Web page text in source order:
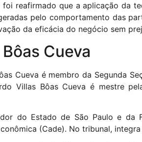
foi reafirmado que a aplicação da
pelo comportamento das
da eficácia do negócio sem
Cueva​​​​​​​​​
Cueva é membro da Segunda
Villas Bôas Cueva é mestre
do Estado de São Paulo e da
(Cade). No tribunal,